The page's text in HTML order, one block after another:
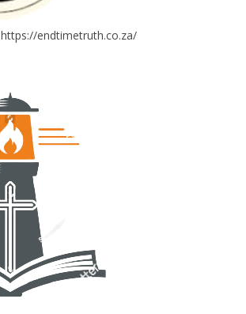
https://endtimetruth.co.za/